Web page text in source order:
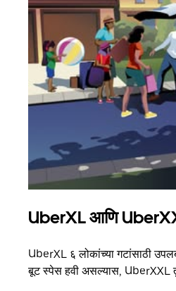
UberXL आणि
UberXL ६ लोकांच्या गटांसाठी
बूट स्पेस हवी असल्यास, UberXXL